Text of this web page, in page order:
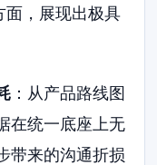
面，展现出极具
：从产品路线图
在统一底座上无
带来的沟通折损